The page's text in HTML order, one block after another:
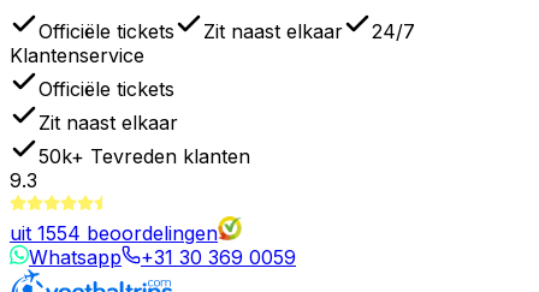
Officiële tickets Zit naast elkaar
24/7
Klantenservice
Officiële tickets
Zit naast elkaar
50k+ Tevreden klanten
9.3
uit 1554 beoordelingen
Whatsapp
+31 30 369 0059